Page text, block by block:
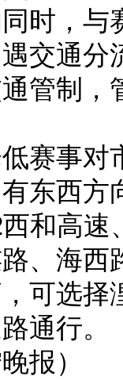
时，
交通
管制
事对
东西
和高
、海
可选
通行。
）